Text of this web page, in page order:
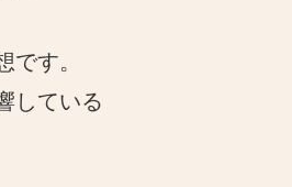
す。
している